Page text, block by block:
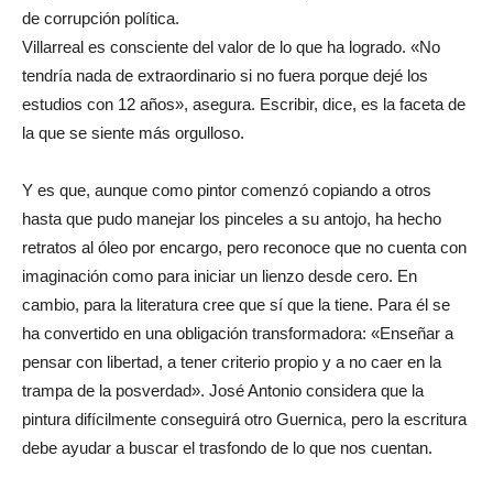
de corrupción política.
Villarreal es consciente del valor de lo que ha logrado. «No
tendría nada de extraordinario si no fuera porque dejé los
estudios con 12 años», asegura. Escribir, dice, es la faceta de
la que se siente más orgulloso.
Y es que, aunque como pintor comenzó copiando a otros
hasta que pudo manejar los pinceles a su antojo, ha hecho
retratos al óleo por encargo, pero reconoce que no cuenta con
imaginación como para iniciar un lienzo desde cero. En
cambio, para la literatura cree que sí que la tiene. Para él se
ha convertido en una obligación transformadora: «Enseñar a
pensar con libertad, a tener criterio propio y a no caer en la
trampa de la posverdad». José Antonio considera que la
pintura difícilmente conseguirá otro Guernica, pero la escritura
debe ayudar a buscar el trasfondo de lo que nos cuentan.